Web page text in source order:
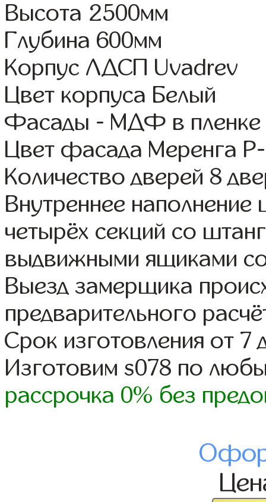
Высота 2500мм
Глубина 600мм
Корпус ЛДСП Uvadrev
Цвет корпуса Белый
Фасады - МДФ в
Цвет фасада Меренга Р-
Количество дверей 8
Внутреннее
четырёх секций со
выдвижными ящиками
Выезд замерщика
предварительного
Срок изготовления от 7
Изготовим s078 по
рассрочка 0% без